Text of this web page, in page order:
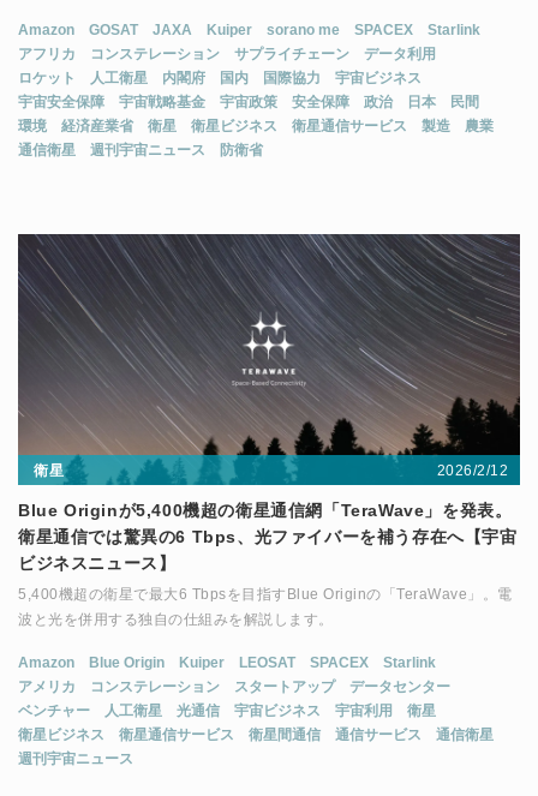
Amazon GOSAT JAXA Kuiper sorano me SPACEX
Starlink
アフリカ
コンステレーション サプライチェーン
データ利用
ロケット
人工衛星 内閣府 国内 国際協力
宇宙ビジネス
宇宙安全保障
宇宙戦略基金 宇宙政策 安全保障 政治 日本
民間
環境
経済産業省 衛星 衛星ビジネス 衛星通信サービス 製造
農業
通信衛星
週刊宇宙ニュース 防衛省
衛星 2026/2/12
Blue Originが5,400機超の衛星通信網「TeraWave」を発表。
衛星通信では驚異の6 Tbps、光ファイバーを補う存在へ【宇宙
ビジネスニュース】
5,400機超の衛星で最大6 Tbpsを目指すBlue Originの「TeraWave」。電
波と光を併用する独自の仕組みを解説します。
Amazon Blue Origin Kuiper LEOSAT SPACEX
Starlink
アメリカ
コンステレーション スタートアップ
データセンター
ベンチャー
人工衛星 光通信 宇宙ビジネス 宇宙利用
衛星
衛星ビジネス
衛星通信サービス 衛星間通信 通信サービス
通信衛星
週刊宇宙ニュース